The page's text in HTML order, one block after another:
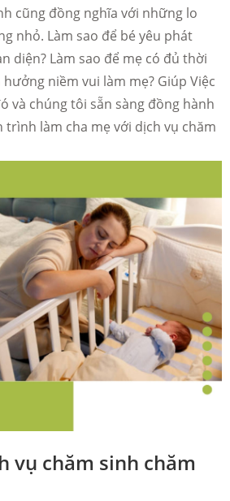
cũng đồng nghĩa với những lo
nhỏ. Làm sao để bé yêu phát
diện? Làm sao để mẹ có đủ thời
niềm vui làm mẹ? Giúp Việc
và chúng tôi sẵn sàng đồng hành
làm cha mẹ với dịch vụ chăm
vụ chăm sinh chăm